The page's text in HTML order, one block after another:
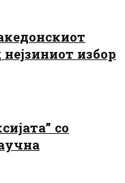
нејзиниот избор
со